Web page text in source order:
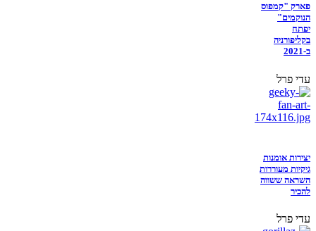
פארק "קמפוס
הנוקמים"
יפתח
בקליפורניה
ב-2021
עדי פרל
יצירות אומנות
גיקיות מעוררות
השראה ששווה
להכיר
עדי פרל